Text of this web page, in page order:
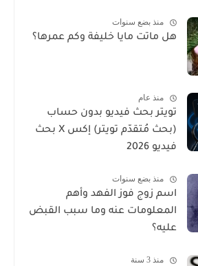
منذ بضع سنوات
هل ماتت مايا خليفة وكم عمرها؟
منذ عام
تويتر بحث فيديو بدون حساب
(بحث مُتقدّم تويتر) إكس X بحث
فيديو 2026
منذ بضع سنوات
اسم زوج فوز الفهد وأهم
المعلومات عنه وما سبب القبض
عليه؟
منذ 3 سنة